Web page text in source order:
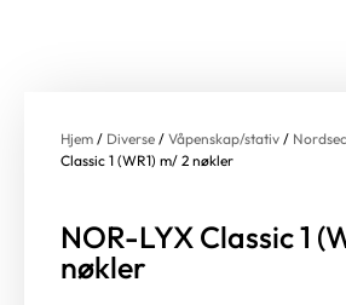
Hjem / Diverse / Våpenskap/stativ /
Classic 1 (WR1) m/ 2 nøkler
NOR-LYX Classic 1
nøkler